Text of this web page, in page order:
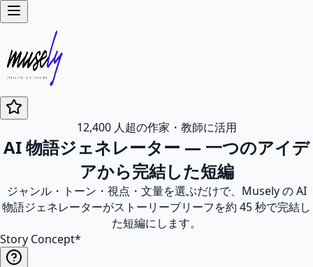
12,400 人超の作家・教師に活用
AI 物語ジェネレーター — 一つのアイデ
アから完結した短編
ジャンル・トーン・視点・文量を選ぶだけで、Musely の AI
物語ジェネレーターがストーリーブリーフを約 45 秒で完結し
た短編にします。
Story Concept*